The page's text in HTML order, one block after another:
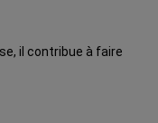
il contribue à faire